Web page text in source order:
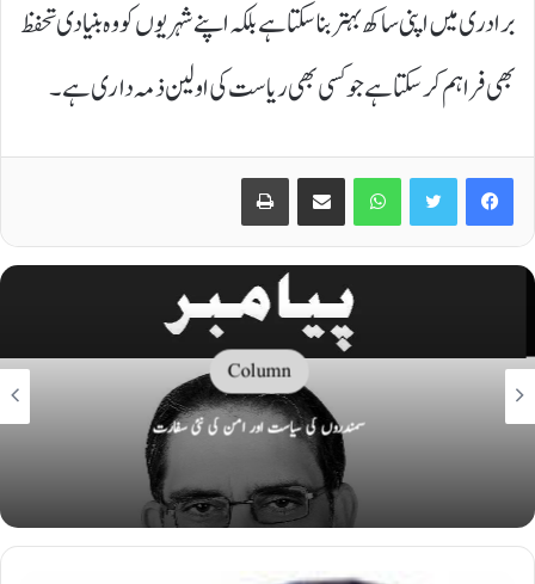
برادری میں اپنی ساکھ بہتر بنا سکتا ہے بلکہ اپنے شہریوں کو وہ بنیادی تحفظ
بھی فراہم کر سکتا ہے جو کسی بھی ریاست کی اولین ذمہ داری ہے۔
Facebook
Twitter
WhatsApp
Share via Email
Print
Column
سمندروں کی سیاست اور امن کی نئی سفارت